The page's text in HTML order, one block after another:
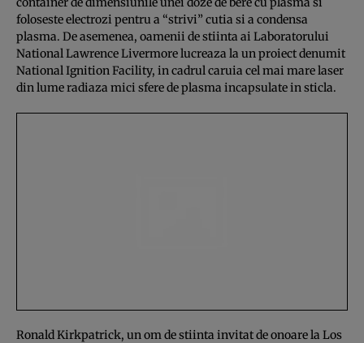
foloseste electrozi pentru a “strivi” cutia si a condensa
plasma. De asemenea, oamenii de stiinta ai Laboratorului
National Lawrence Livermore lucreaza la un proiect denumit
National Ignition Facility, in cadrul caruia cel mai mare laser
din lume radiaza mici sfere de plasma incapsulate in sticla.
Ronald Kirkpatrick, un om de stiinta invitat de onoare la Los